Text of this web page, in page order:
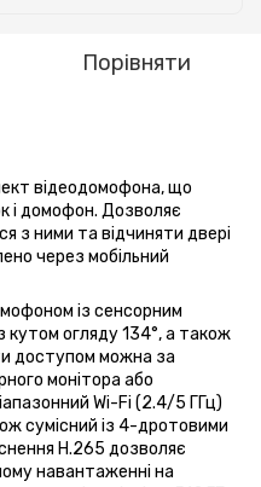
Порівняти
відеодомофона, що
і домофон. Дозволяє
з ними та відчиняти двері
через мобільний
із сенсорним
кутом огляду 134°, а також
доступом можна за
монітора або
Wi-Fi (2.4/5 ГГц)
сумісний із 4-дротовими
H.265 дозволяє
навантаженні на